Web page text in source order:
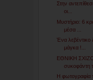
Στην
οι...
Μυστήριο: 6
μέσα ...
Ένα λεβέντικο
μάγκα !...
ΕΘΝΙΚΗ
συκοφάντη
Η φωτογραφία